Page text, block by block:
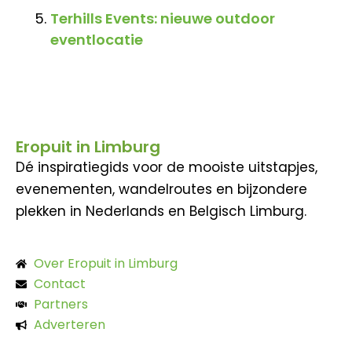
Terhills Events: nieuwe outdoor
eventlocatie
Eropuit in Limburg
Dé inspiratiegids voor de mooiste uitstapjes,
evenementen, wandelroutes en bijzondere
plekken in Nederlands en Belgisch Limburg.
Over Eropuit in Limburg
Contact
Partners
Adverteren